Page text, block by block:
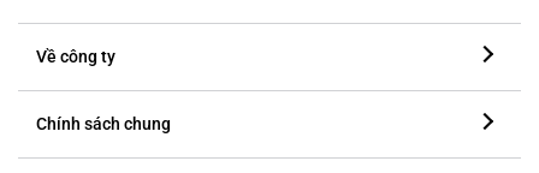
Về công ty
Chính sách chung